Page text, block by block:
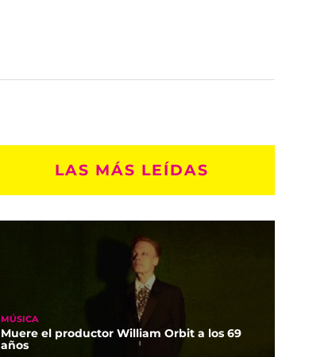
LAS MÁS LEÍDAS
MÚSICA
Muere el productor William Orbit a los 69
años